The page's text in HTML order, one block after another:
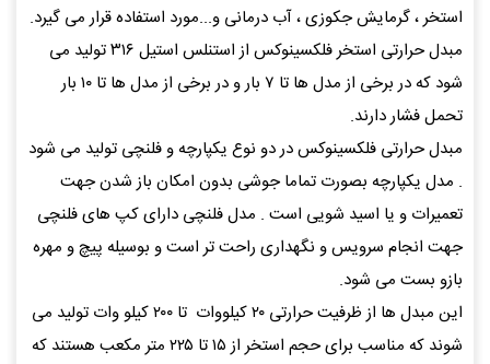
استخر ، گرمایش جکوزی ، آب درمانی و...مورد استفاده قرار می گیرد.
مبدل حرارتی استخر فلکسینوکس از استنلس استیل ۳۱۶ تولید می
شود که در برخی از مدل ها تا ۷ بار و در برخی از مدل ها تا ۱۰ بار
تحمل فشار دارند.
مبدل حرارتی فلکسینوکس در دو نوع یکپارچه و فلنچی تولید می شود
. مدل یکپارچه بصورت تماما جوشی بدون امکان باز شدن جهت
تعمیرات و یا اسید شویی است . مدل فلنچی دارای کپ های فلنچی
جهت انجام سرویس و نگهداری راحت تر است و بوسیله پیچ و مهره
بازو بست می شود.
این مبدل ها از ظرفیت حرارتی ۲۰ کیلووات تا ۲۰۰ کیلو وات تولید می
شوند که مناسب برای حجم استخر از ۱۵ تا ۲۲۵ متر مکعب هستند که